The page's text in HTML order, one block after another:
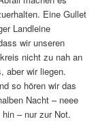
Eine Gullet
Landleine
wir unseren
nicht zu nah an
aber wir liegen.
so hören wir das
Nacht – neee
– nur zur Not.